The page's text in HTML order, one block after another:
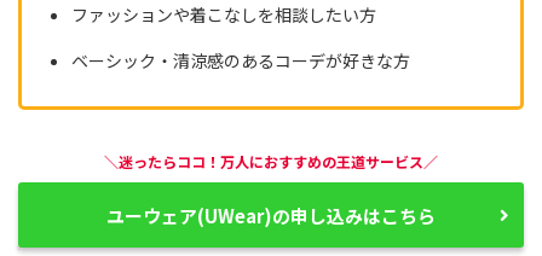
ファッションや着こなしを相談したい方
ベーシック・清涼感のあるコーデが好きな方
＼迷ったらココ！万人におすすめの王道サービス／
ユーウェア(UWear)の申し込みはこちら